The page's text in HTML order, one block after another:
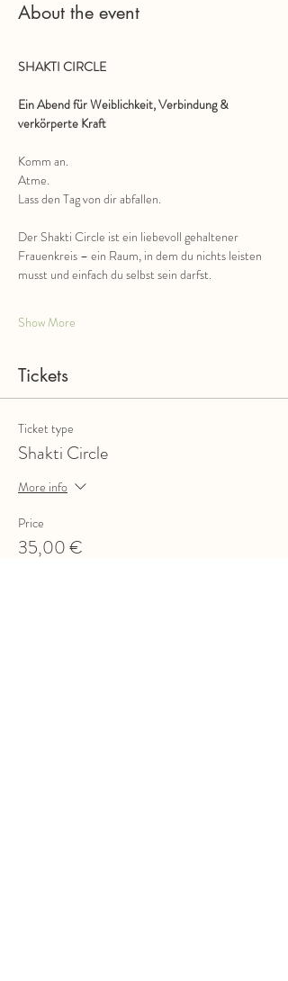
About the event
SHAKTI CIRCLE
Ein Abend für Weiblichkeit, Verbindung &
verkörperte Kraft
Komm an.
Atme.
Lass den Tag von dir abfallen.
Der Shakti Circle ist ein liebevoll gehaltener
Frauenkreis – ein Raum, in dem du nichts leisten
musst und einfach du selbst sein darfst.
Show More
Tickets
Ticket type
Shakti Circle
More info
Price
35,00 €